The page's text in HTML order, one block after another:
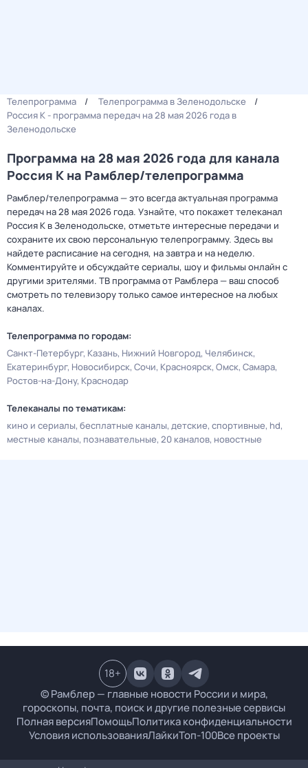
Телепрограмма
Телепрограмма в Зеленодольске
Россия К - программа передач на 28 мая 2026 года в
Зеленодольске
Программа на 28 мая 2026 года для канала
Россия К на Рамблер/телепрограмма
Рамблер/телепрограмма — это всегда актуальная программа
передач на 28 мая 2026 года. Узнайте, что покажет телеканал
Россия К в Зеленодольске, отметьте интересные передачи и
сохраните их свою персональную телепрограмму. Здесь вы
найдете расписание на сегодня, на завтра и на неделю.
Комментируйте и обсуждайте сериалы, шоу и фильмы онлайн с
другими зрителями. ТВ программа от Рамблера — ваш способ
смотреть по телевизору только самое интересное на любых
каналах.
Телепрограмма по городам:
Санкт-Петербург Казань Нижний Новгород Челябинск
Екатеринбург Новосибирск Сочи Красноярск Омск Самара
Ростов-на-Дону Краснодар
Телеканалы по тематикам:
кино и сериалы бесплатные каналы детские спортивные hd
местные каналы познавательные 20 каналов новостные
© Рамблер — главные новости России и мира,
гороскопы, почта, поиск и другие полезные сервисы
Полная версияПомощьПолитика конфиденциальности
Условия использованияЛайкиТоп-100Все проекты
18+